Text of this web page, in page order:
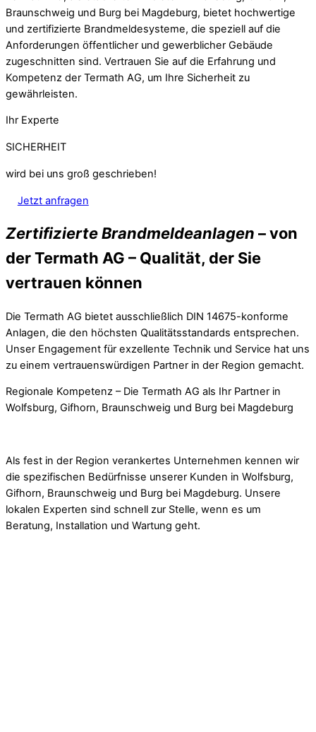
Braunschweig und Burg bei Magdeburg, bietet hochwertige
und zertifizierte Brandmeldesysteme, die speziell auf die
Anforderungen öffentlicher und gewerblicher Gebäude
zugeschnitten sind. Vertrauen Sie auf die Erfahrung und
Kompetenz der Termath AG, um Ihre Sicherheit zu
gewährleisten.
Ihr Experte
SICHERHEIT
wird bei uns groß geschrieben!
Jetzt anfragen
Zertifizierte Brandmeldeanlagen – von
der Termath AG – Qualität, der Sie
vertrauen können
Die Termath AG bietet ausschließlich DIN 14675-konforme
Anlagen, die den höchsten Qualitätsstandards entsprechen.
Unser Engagement für exzellente Technik und Service hat uns
zu einem vertrauenswürdigen Partner in der Region gemacht.
Regionale Kompetenz – Die Termath AG als Ihr Partner in
Wolfsburg, Gifhorn, Braunschweig und Burg bei Magdeburg
Als fest in der Region verankertes Unternehmen kennen wir
die spezifischen Bedürfnisse unserer Kunden in Wolfsburg,
Gifhorn, Braunschweig und Burg bei Magdeburg. Unsere
lokalen Experten sind schnell zur Stelle, wenn es um
Beratung, Installation und Wartung geht.